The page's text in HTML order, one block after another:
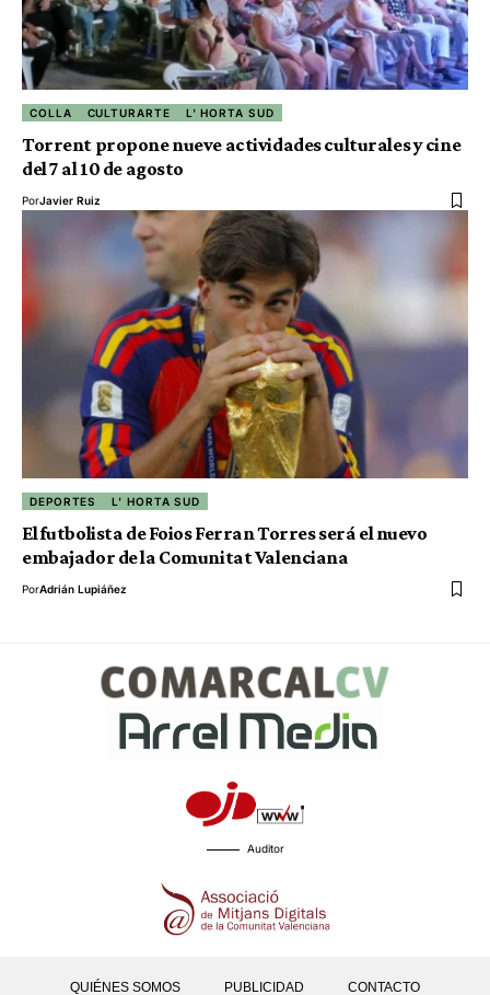
COLLA CULTURARTE L' HORTA SUD
Torrent propone nueve actividades culturales y cine
del 7 al 10 de agosto
PorJavier Ruiz
DEPORTES L' HORTA SUD
El futbolista de Foios Ferran Torres será el nuevo
embajador de la Comunitat Valenciana
PorAdrián Lupiáñez
Auditor
QUIÉNES SOMOS PUBLICIDAD CONTACTO